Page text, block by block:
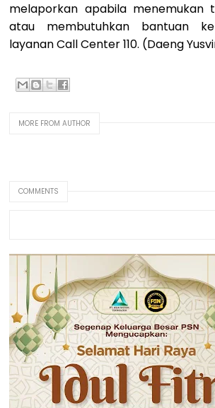
melaporkan apabila menemukan
atau membutuhkan bantuan
layanan Call Center 110. (Daeng
MORE FROM AUTHOR
COMMENTS